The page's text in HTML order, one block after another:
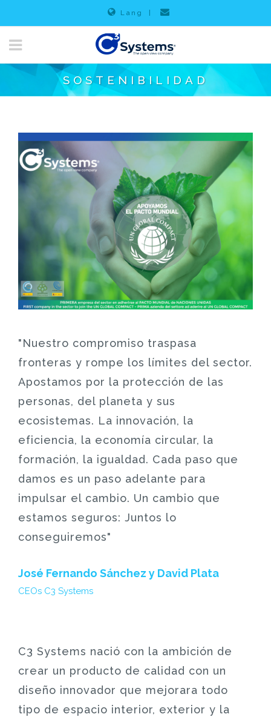
Lang
SOSTENIBILIDAD
"Nuestro compromiso traspasa
fronteras y rompe los límites del sector.
Apostamos por la protección de las
personas, del planeta y sus
ecosistemas. La innovación, la
eficiencia, la economía circular, la
formación, la igualdad. Cada paso que
damos es un paso adelante para
impulsar el cambio. Un cambio que
estamos seguros: Juntos lo
conseguiremos"
José Fernando Sánchez y David Plata
CEOs C3 Systems
C3 Systems nació con la ambición de
crear un producto de calidad con un
diseño innovador que mejorara todo
tipo de espacio interior, exterior y la